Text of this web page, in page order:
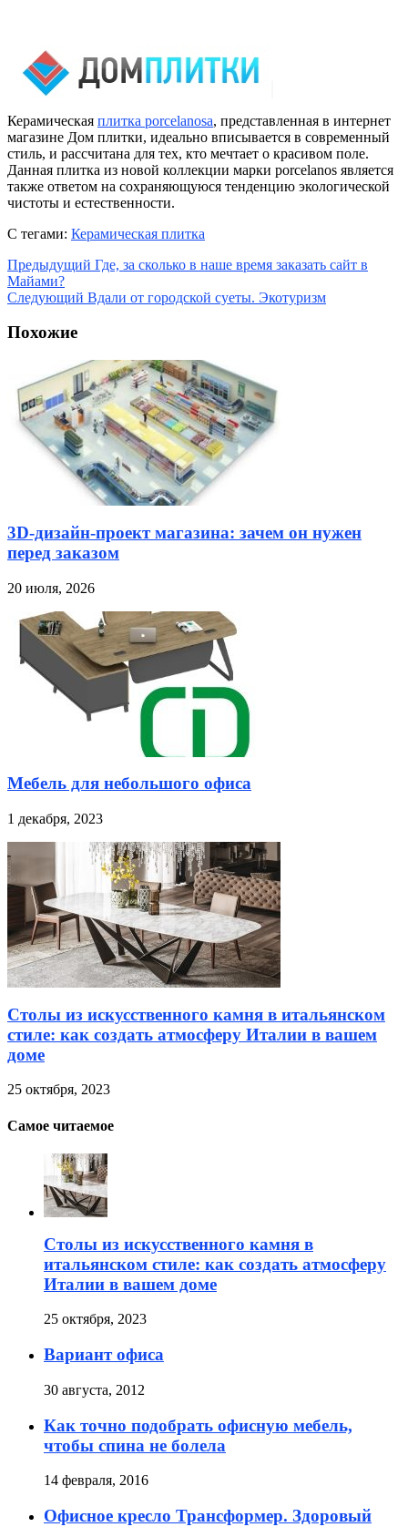
Керамическая плитка porcelanosa, представленная в интернет
магазине Дом плитки, идеально вписывается в современный
стиль, и рассчитана для тех, кто мечтает о красивом поле.
Данная плитка из новой коллекции марки porcelanos является
также ответом на сохраняющуюся тенденцию экологической
чистоты и естественности.
С тегами: Керамическая плитка
Предыдущий Где, за сколько в наше время заказать сайт в
Майами?
Следующий Вдали от городской суеты. Экотуризм
Похожие
3D-дизайн-проект магазина: зачем он нужен
перед заказом
20 июля, 2026
Мебель для небольшого офиса
1 декабря, 2023
Столы из искусственного камня в итальянском
стиле: как создать атмосферу Италии в вашем
доме
25 октября, 2023
Самое читаемое
Столы из искусственного камня в
итальянском стиле: как создать атмосферу
Италии в вашем доме
25 октября, 2023
Вариант офиса
30 августа, 2012
Как точно подобрать офисную мебель,
чтобы спина не болела
14 февраля, 2016
Офисное кресло Трансформер. Здоровый